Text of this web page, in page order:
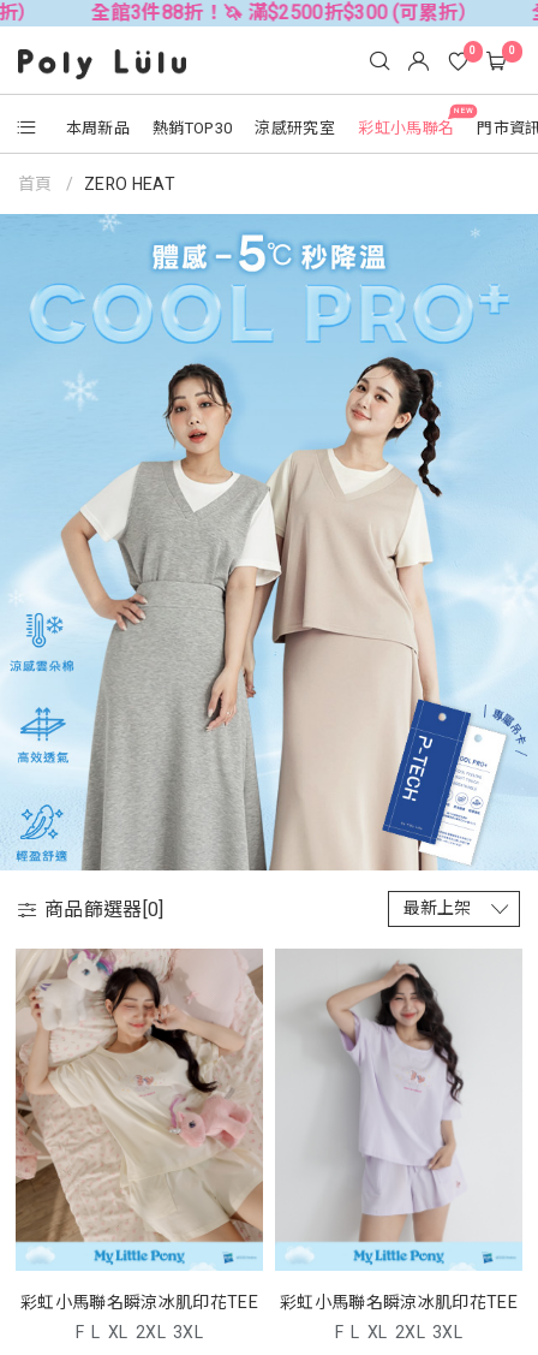
3件88折！🦄 滿$2500折$300 (可累折） 全館3件88折
本周新品 熱銷TOP30 涼感研究室
NEW
彩虹小馬聯名 門市資
0 0
首頁 ZERO HEAT
商品篩選器[0]
彩虹小馬聯名瞬涼冰肌印花TEE
F L XL 2XL 3XL
彩虹小馬聯名瞬涼冰肌印花TEE
F L XL 2XL 3XL